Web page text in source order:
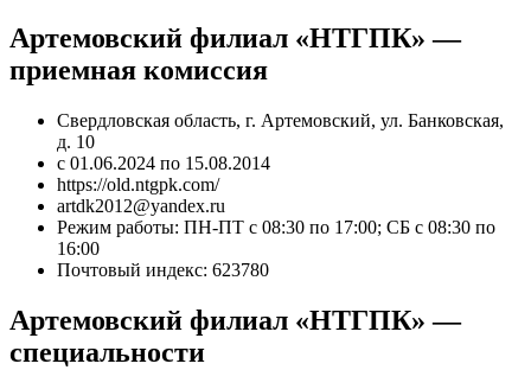
Артемовский филиал «НТГПК» —
приемная комиссия
Свердловская область, г. Артемовский, ул. Банковская,
д. 10
с 01.06.2024 по 15.08.2014
https://old.ntgpk.com/
artdk2012@yandex.ru
Режим работы: ПН-ПТ с 08:30 по 17:00; СБ с 08:30 по
16:00
Почтовый индекс: 623780
Артемовский филиал «НТГПК» —
специальности